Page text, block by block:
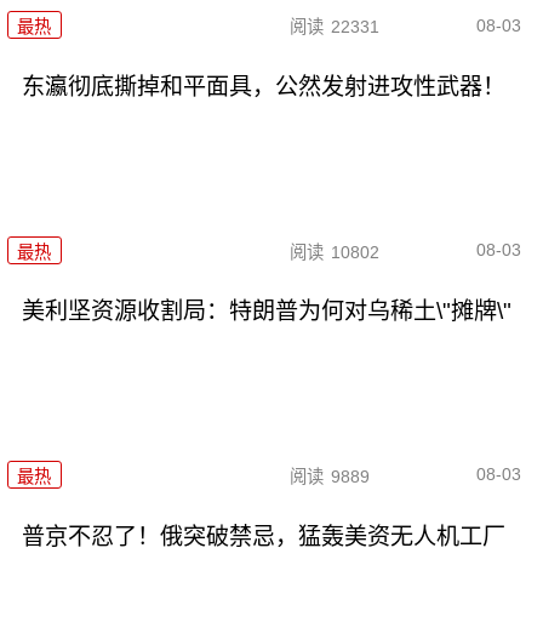
最热 阅读 22331 08-03
东瀛彻底撕掉和平面具，公然发射进攻性武器！
最热 阅读 10802 08-03
美利坚资源收割局：特朗普为何对乌稀土\"摊牌\"
最热 阅读 9889 08-03
普京不忍了！俄突破禁忌，猛轰美资无人机工厂